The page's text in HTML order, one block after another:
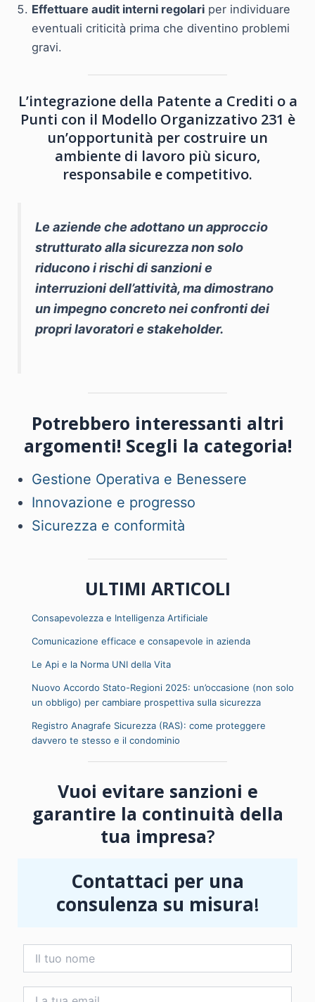
Effettuare audit interni regolari per individuare
eventuali criticità prima che diventino problemi
gravi.
L’integrazione della Patente a Crediti o a
Punti con il Modello Organizzativo 231 è
un’opportunità per costruire un
ambiente di lavoro più sicuro,
responsabile e competitivo.
Le aziende che adottano un approccio
strutturato alla sicurezza non solo
riducono i rischi di sanzioni e
interruzioni dell’attività, ma dimostrano
un impegno concreto nei confronti dei
propri lavoratori e stakeholder.
Potrebbero interessanti altri
argomenti! Scegli la categoria!
Gestione Operativa e Benessere
Innovazione e progresso
Sicurezza e conformità
ULTIMI ARTICOLI
Consapevolezza e Intelligenza Artificiale
Comunicazione efficace e consapevole in azienda
Le Api e la Norma UNI della Vita
Nuovo Accordo Stato-Regioni 2025: un’occasione (non solo
un obbligo) per cambiare prospettiva sulla sicurezza
Registro Anagrafe Sicurezza (RAS): come proteggere
davvero te stesso e il condominio
Vuoi evitare sanzioni e
garantire la continuità della
tua impresa?
Contattaci per una
consulenza su misura!